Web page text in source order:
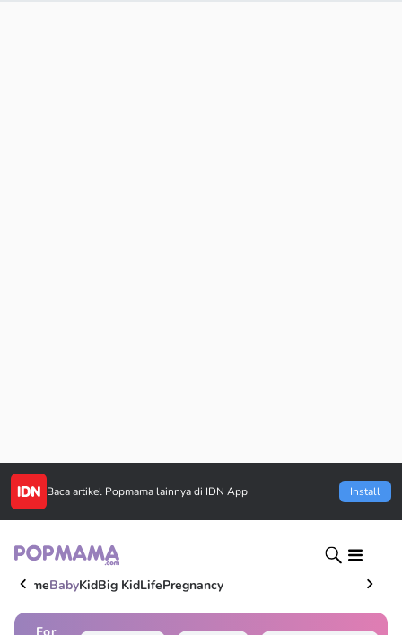
Baca artikel Popmama lainnya di IDN App Install
HomeBabyKidBig KidLifePregnancy